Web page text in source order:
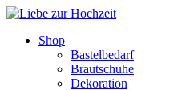
Shop
Bastelbedarf
Brautschuhe
Dekoration